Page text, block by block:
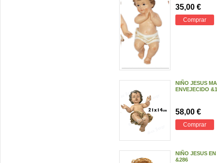
35,00 €
Comprar
NIÑO JESUS
ENVEJECIDO
58,00 €
Comprar
NIÑO JESUS
&286